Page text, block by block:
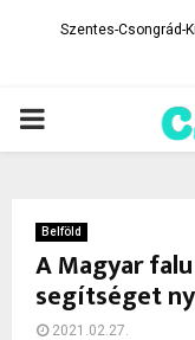
Szentes-Csongrád-
PRIMARY
Belföld
A Magyar
segítséget
2021.02.27.